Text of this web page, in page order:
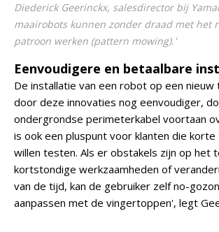
Diederick Geerinckx, salesdirector bij
maairobots kunnen zonder draad met het
patroon werken (pattern mowing).'
Eenvoudigere en betaalbare
De installatie van een robot op een
door deze innovaties nog eenvoudiger,
ondergrondse perimeterkabel voortaan
is ook een pluspunt voor klanten die
willen testen. Als er obstakels zijn op het
kortstondige werkzaamheden of
van de tijd, kan de gebruiker zelf no-
aanpassen met de vingertoppen', legt